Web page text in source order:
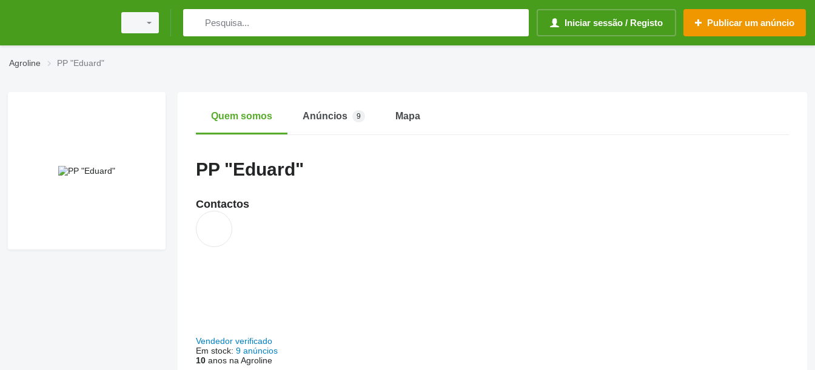
Iniciar sessão / Registo Publicar um anúncio
Agroline PP "Eduard"
Quem somos Anúncios 9 Mapa
PP "Eduard"
Contactos
Vendedor verificado
Em stock: 9 anúncios
10anos na Agroline